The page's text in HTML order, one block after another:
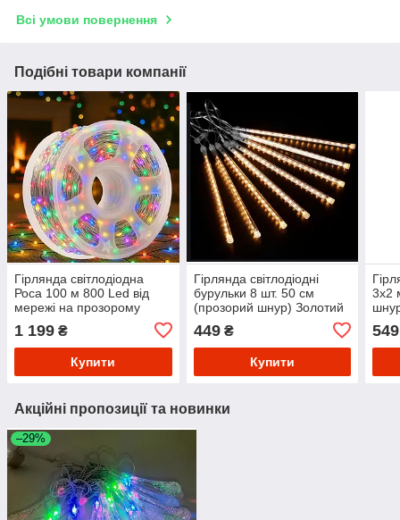
Всі умови повернення
Подібні товари компанії
Гірлянда світлодіодна
Роса 100 м 800 Led від
мережі на прозорому
золотий, синій, мульти)
1 199 ₴
Купити
Гірлянда світлодіодні
бурульки 8 шт. 50 см
(прозорий шнур) Золотий
449₴
Купити
3х2
549
Акційні пропозиції та новинки
–29%